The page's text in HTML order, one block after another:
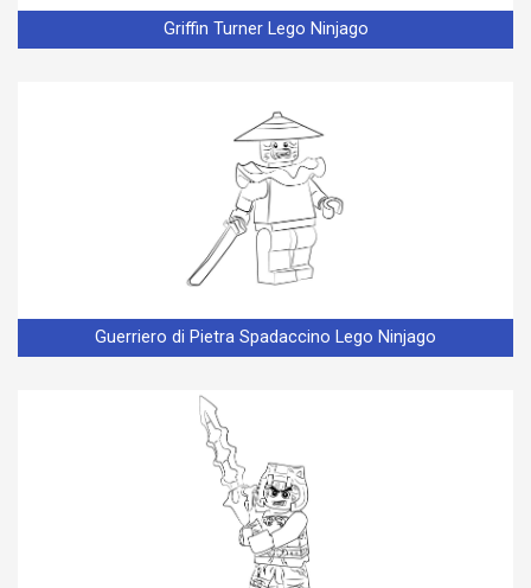
Griffin Turner Lego Ninjago
Guerriero di Pietra Spadaccino Lego Ninjago